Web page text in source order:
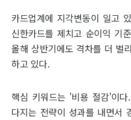
카드업계에 지각변동이 일고
신한카드를 제치고 순이익 기
올해 상반기에도 격차를 더 벌
하고 있다.
핵심 키워드는 '비용 절감'이
다지는 전략이 성과를 내면서